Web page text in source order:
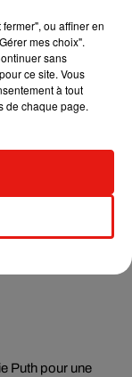
Puth pour une
ou affiner en
mes choix".
sans
ce site. Vous
à tout
de chaque page.